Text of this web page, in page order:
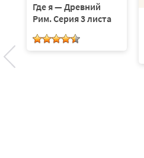
Где я — Древний
Рим. Серия 3 листа